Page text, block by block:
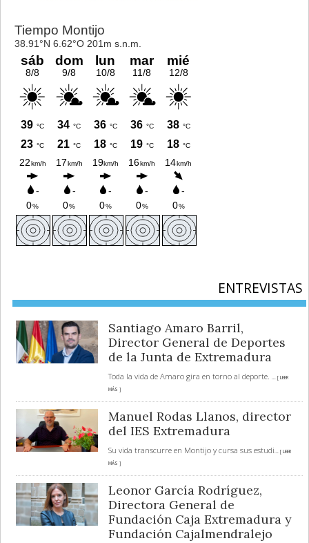
ENTREVISTAS
Santiago Amaro Barril,
Director General de Deportes
de la Junta de Extremadura
Toda la vida de Amaro gira en torno al deporte. ... [ LEER
MÁS ]
Manuel Rodas Llanos, director
del IES Extremadura
Su vida transcurre en Montijo y cursa sus estudi... [ LEER
MÁS ]
Leonor García Rodríguez,
Directora General de
Fundación Caja Extremadura y
Fundación Cajalmendralejo